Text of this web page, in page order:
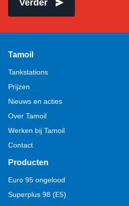
Verder
Tamoil
Tankstations
Prijzen
Nieuws en acties
Over Tamoil
Werken bij Tamoil
Contact
Producten
Euro 95 ongelood
Superplus 98 (E5)